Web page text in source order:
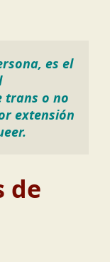
es el
trans o no
extensión
de